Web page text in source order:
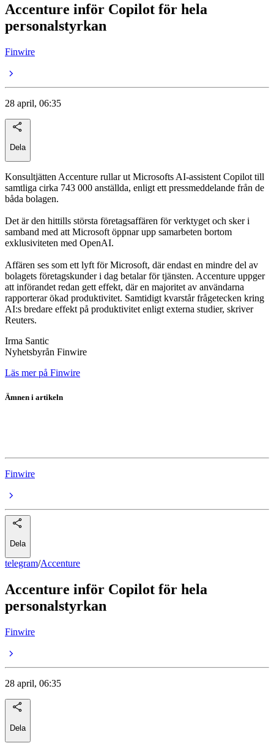
Accenture inför Copilot för hela
personalstyrkan
Finwire
28 april, 06:35
Dela
Konsultjätten Accenture rullar ut Microsofts AI-assistent Copilot till
samtliga cirka 743 000 anställda, enligt ett pressmeddelande från de
båda bolagen.
Det är den hittills största företagsaffären för verktyget och sker i
samband med att Microsoft öppnar upp samarbeten bortom
exklusiviteten med OpenAI.
Affären ses som ett lyft för Microsoft, där endast en mindre del av
bolagets företagskunder i dag betalar för tjänsten. Accenture uppger
att införandet redan gett effekt, där en majoritet av användarna
rapporterar ökad produktivitet. Samtidigt kvarstår frågetecken kring
AI:s bredare effekt på produktivitet enligt externa studier, skriver
Reuters.
Irma Santic
Nyhetsbyrån Finwire
Läs mer på Finwire
Ämnen i artikeln
Finwire
Dela
telegram/Accenture
Accenture inför Copilot för hela
personalstyrkan
Finwire
28 april, 06:35
Dela